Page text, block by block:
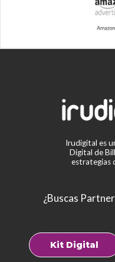
Irudigital es
Digital de
estrategias
¿Buscas
Kit Digital